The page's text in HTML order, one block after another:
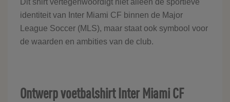
Dit shirt vertegenwoordigt niet alleen de sportieve
identiteit van Inter Miami CF binnen de Major
League Soccer (MLS), maar staat ook symbool voor
de waarden en ambities van de club.
Ontwerp voetbalshirt Inter Miami CF